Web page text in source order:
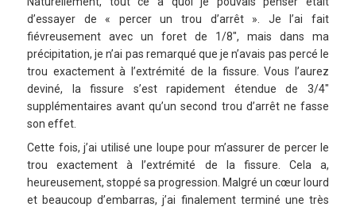
d’essayer de « percer un trou d’arrêt ». Je l’ai fait
fiévreusement avec un foret de 1/8″, mais dans ma
précipitation, je n’ai pas remarqué que je n’avais pas percé le
trou exactement à l’extrémité de la fissure. Vous l’aurez
deviné, la fissure s’est rapidement étendue de 3/4″
supplémentaires avant qu’un second trou d’arrêt ne fasse
son effet.
Cette fois, j’ai utilisé une loupe pour m’assurer de percer le
trou exactement à l’extrémité de la fissure. Cela a,
heureusement, stoppé sa progression. Malgré un cœur lourd
et beaucoup d’embarras, j’ai finalement terminé une très